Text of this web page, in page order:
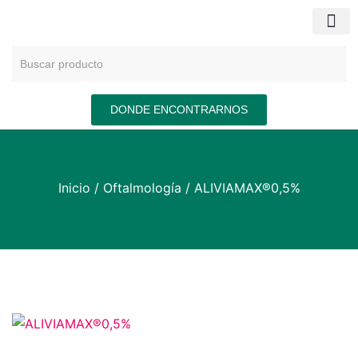
DONDE ENCONTRARNOS
Inicio / Oftalmología / ALIVIAMAX®0,5%